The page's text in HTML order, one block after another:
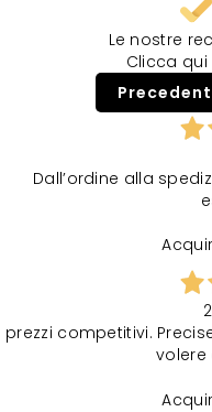
Le nostre
Clicca qui
Dall’ordine alla
prezzi competitivi.
volere